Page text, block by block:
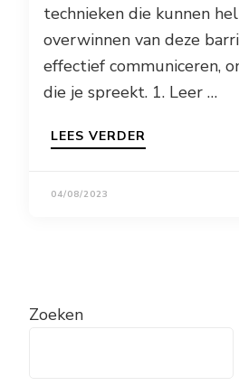
technieken die kunnen
overwinnen van deze
effectief communiceren,
die je spreekt. 1. Leer …
LEES VERDER
04/08/2023
Zoeken